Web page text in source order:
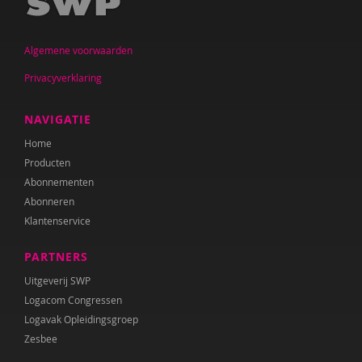
Jan De Mets
Vicky Dellas
A. van Dinther-Erkens
Angela van Dinther-Erkens
Nanne van Doorn
Wieteke van Dort
Lonneke van Elburg
Belinda Fallaux
Paula Fikkert
Yolanda Geleynse
Algemene voorwaarden
Privacyverklaring
NAVIGATIE
Home
Producten
Abonnementen
Abonneren
Klantenservice
PARTNERS
Uitgeverij SWP
Logacom Congressen
Logavak Opleidingsgroep
Zesbee